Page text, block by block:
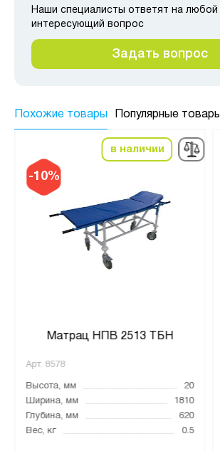
Наши специалисты ответят на любой
интересующий вопрос
Задать вопрос
Похожие товары Популярные товары
-10%
в наличии
Матрац НПВ 2513 ТБН
Арт. 8578
Высота, мм
20
Ширина, мм
1810
Глубина, мм
620
Вес, кг
0.5